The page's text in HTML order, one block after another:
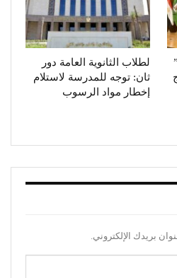
لطلاب الثانوية العامة دور
ثان: توجه للمدرسة لاستلام
إخطار مواد الرسوب
بريدك الإلكتروني.